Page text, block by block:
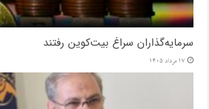
سرمایه‌گذاران سراغ بیت‌کوین رفتند
17 مرداد 1405